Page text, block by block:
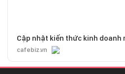
Cập nhật kiến thức kinh doanh
cafebiz.vn